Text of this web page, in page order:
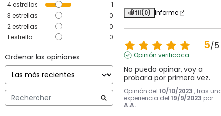
4estrellas
1
3 estrellas
0
2estrellas
0
1 estrella 0
Ordenar las opiniones
Útil(0) Informe
5/5
Opinión verificada
No puedo opinar, voy a
probarla por primera vez.
Opinión del 10/10/2023 , tras
experiencia del 19/9/2023 por
A.A.